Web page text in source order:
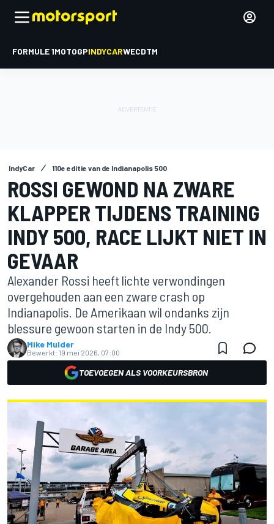
FORMULE 1MOTOGPINDYCARWECDTM
IndyCar 110e editie van de Indianapolis 500
ROSSI GEWOND NA ZWARE
KLAPPER TIJDENS TRAINING
INDY 500, RACE LIJKT NIET IN
GEVAAR
Alexander Rossi heeft lichte verwondingen
overgehouden aan een zware crash op
Indianapolis. De Amerikaan wil ondanks zijn
blessure gewoon starten in de Indy 500.
Mike Mulder
Bewerkt: 19 mei 2026, 07:00
TOEVOEGEN ALS VOORKEURSBRON